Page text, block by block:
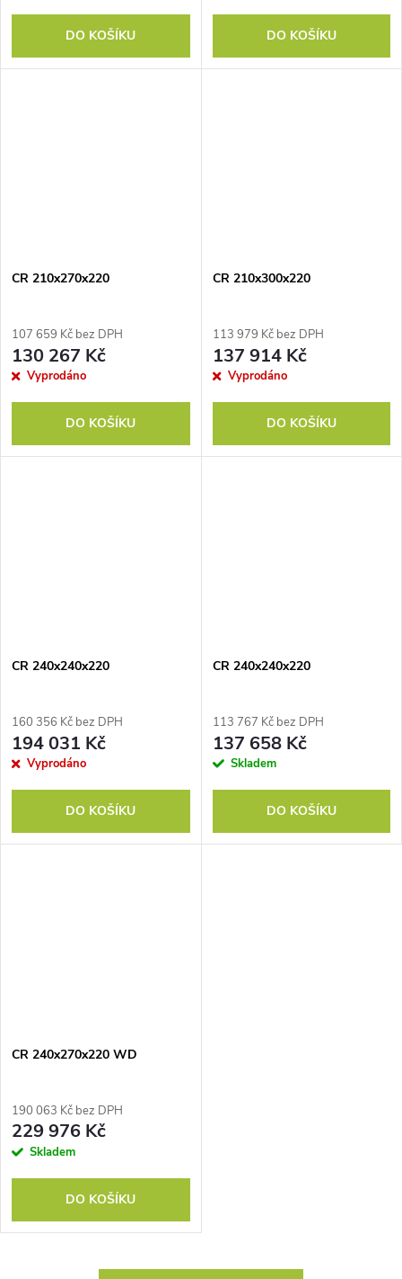
DO KOŠÍKU DO KOŠÍKU
CR 210x270x220
107 659 Kč bez DPH
130 267 Kč
Vyprodáno
DO KOŠÍKU
CR 210x300x220
113 979 Kč bez DPH
137 914 Kč
Vyprodáno
DO KOŠÍKU
CR 240x240x220
160 356 Kč bez DPH
194 031 Kč
Vyprodáno
DO KOŠÍKU
CR 240x240x220
113 767 Kč bez DPH
137 658 Kč
Skladem
DO KOŠÍKU
CR 240x270x220 WD
190 063 Kč bez DPH
229 976 Kč
Skladem
DO KOŠÍKU